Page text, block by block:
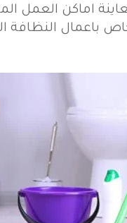
اماكن العمل
باعمال النظافة